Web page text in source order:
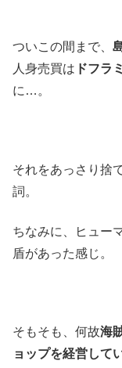
ついこの間まで、
人身売買は ドフラ
に…。
それをあっさり捨
詞。
ちなみに、ヒュー
盾があった感じ。
そもそも、何故海
ョップを経営して